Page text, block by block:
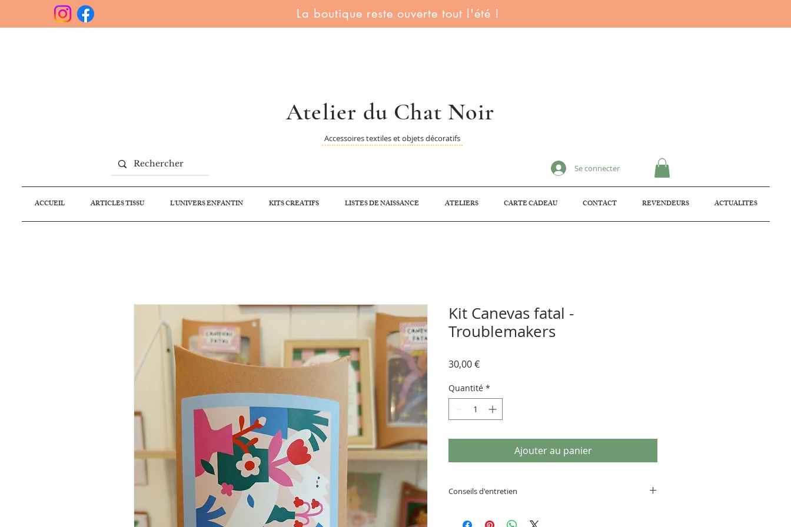
La boutique reste ouverte tout l'été !
Atelier du Chat Noir
Accessoires textiles et objets décoratifs
Se connecter
ACCUEIL ARTICLES TISSU L'UNIVERS ENFANTIN KITS CREATIFS LISTES DE NAISSANCE ATELIERS CARTE CADEAU CONTACT REVENDEURS ACTUALITES
Kit Canevas fatal -
Troublemakers
30,00 €Prix
Quantité *
Ajouter au panier
Conseils d'entretien